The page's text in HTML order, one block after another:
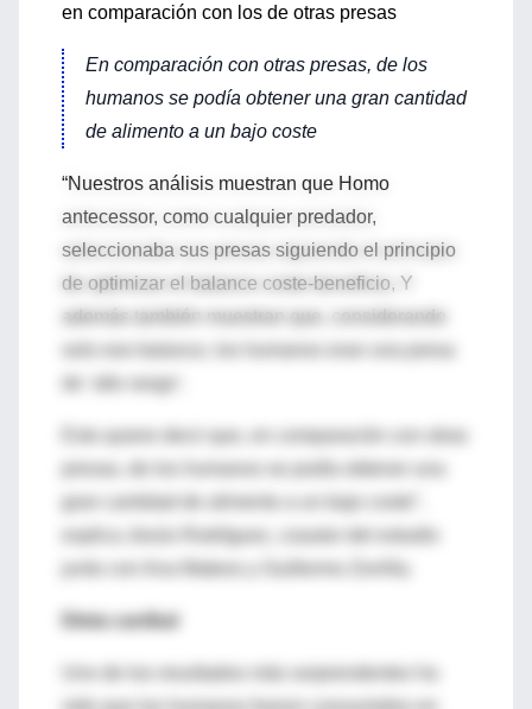
en comparación con los de otras presas
En comparación con otras presas, de los
humanos se podía obtener una gran cantidad
de alimento a un bajo coste
“Nuestros análisis muestran que Homo
antecessor, como cualquier predador,
seleccionaba sus presas siguiendo el principio
de optimizar el balance coste-beneficio, Y
además también muestran que, considerando
de ‘alto rango’.
explica Jesús Rodríguez, coautor del estudio
Dieta caníbal